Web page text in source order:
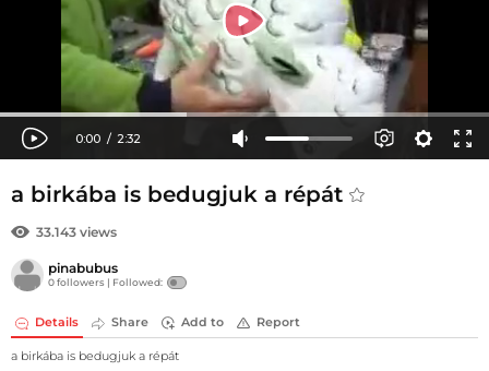
a birkába is bedugjuk a répát
33.143 views
pinabubus
0 followers | Followed:
Details Share Add to Report
a birkába is bedugjuk a répát